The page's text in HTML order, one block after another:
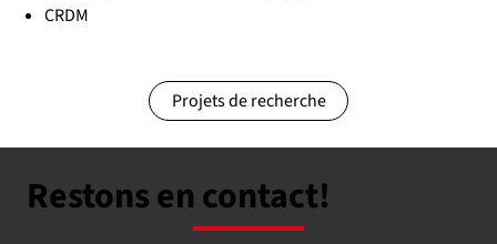
CRDM
Projets de recherche
Restons en contact!